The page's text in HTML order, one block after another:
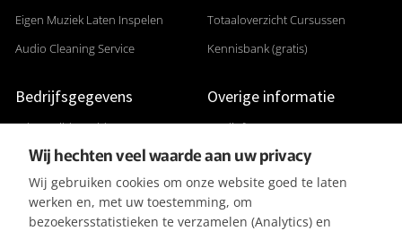
Eigen Muziek Laten Inspelen
Audio Cleaning Service
Totaaloverzicht Cursussen
Kennisbank (gratis)
Bedrijfsgegevens
Adres: Gildenveld 89
3892 DE Zeewolde
+31 (0) 36 5226807
KVK 32096182
Overige informatie
Studiofoto's
Apparatuurlijst
Aanleverspecificaties
Reviews & Recensies
Wij hechten veel waarde aan uw privacy
Wij gebruiken cookies om onze website goed te laten
werken en, met uw toestemming, om
bezoekersstatistieken te verzamelen (Analytics) en